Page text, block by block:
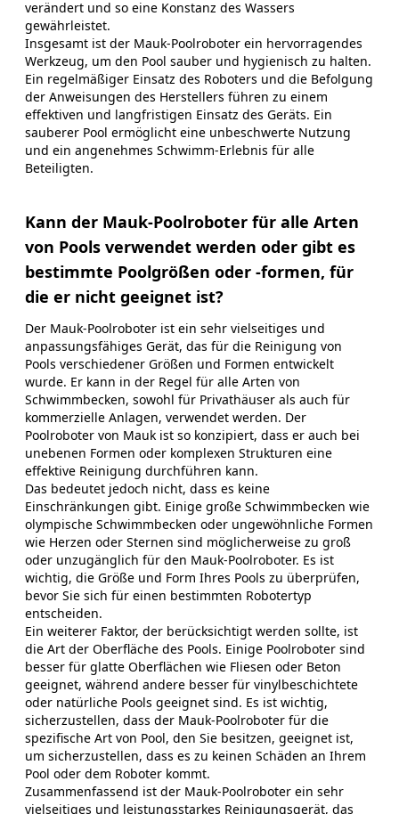
verändert und so eine Konstanz des Wassers
gewährleistet.
Insgesamt ist der Mauk-Poolroboter ein hervorragendes
Werkzeug, um den Pool sauber und hygienisch zu halten.
Ein regelmäßiger Einsatz des Roboters und die Befolgung
der Anweisungen des Herstellers führen zu einem
effektiven und langfristigen Einsatz des Geräts. Ein
sauberer Pool ermöglicht eine unbeschwerte Nutzung
und ein angenehmes Schwimm-Erlebnis für alle
Beteiligten.
Kann der Mauk-Poolroboter für alle Arten
von Pools verwendet werden oder gibt es
bestimmte Poolgrößen oder -formen, für
die er nicht geeignet ist?
Der Mauk-Poolroboter ist ein sehr vielseitiges und
anpassungsfähiges Gerät, das für die Reinigung von
Pools verschiedener Größen und Formen entwickelt
wurde. Er kann in der Regel für alle Arten von
Schwimmbecken, sowohl für Privathäuser als auch für
kommerzielle Anlagen, verwendet werden. Der
Poolroboter von Mauk ist so konzipiert, dass er auch bei
unebenen Formen oder komplexen Strukturen eine
effektive Reinigung durchführen kann.
Das bedeutet jedoch nicht, dass es keine
Einschränkungen gibt. Einige große Schwimmbecken wie
olympische Schwimmbecken oder ungewöhnliche Formen
wie Herzen oder Sternen sind möglicherweise zu groß
oder unzugänglich für den Mauk-Poolroboter. Es ist
wichtig, die Größe und Form Ihres Pools zu überprüfen,
bevor Sie sich für einen bestimmten Robotertyp
entscheiden.
Ein weiterer Faktor, der berücksichtigt werden sollte, ist
die Art der Oberfläche des Pools. Einige Poolroboter sind
besser für glatte Oberflächen wie Fliesen oder Beton
geeignet, während andere besser für vinylbeschichtete
oder natürliche Pools geeignet sind. Es ist wichtig,
sicherzustellen, dass der Mauk-Poolroboter für die
spezifische Art von Pool, den Sie besitzen, geeignet ist,
um sicherzustellen, dass es zu keinen Schäden an Ihrem
Pool oder dem Roboter kommt.
Zusammenfassend ist der Mauk-Poolroboter ein sehr
vielseitiges und leistungsstarkes Reinigungsgerät, das